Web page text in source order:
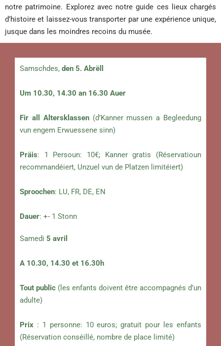
notre patrimoine. Explorez avec notre guide ces lieux chargés
d’histoire et laissez-vous transporter par une expérience unique,
jusque dans les moindres recoins du musée.
Samschdes, den 5. Abrëll
Um 10.30, 14.30 an 16.30 Auer
Fir all Altersklassen (d’Kanner mussen a Begleedung
vun engem Erwuessene sinn)
Präis: 1 Persoun: 10€; Kanner gratis (Réservatioun
recommandéiert, Unzuel vun de Platzen limitéiert)
Sproochen: LU, FR, DE, EN
Dauer: +- 1 Stonn
Samedi 5 avril
A 10.30, 14.30 et 16.30h
Tout public (les enfants doivent être accompagnés d’un
adulte)
Prix : 1 personne: 10 euros; gratuit pour les enfants
(Réservation conséillé, nombre de place limité)